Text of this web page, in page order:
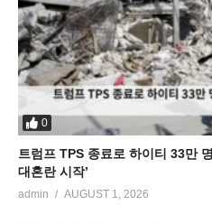
0
트럼프 TPS 종료로 하이티 33만
대혼란 시작’
admin AUGUST 1, 2026